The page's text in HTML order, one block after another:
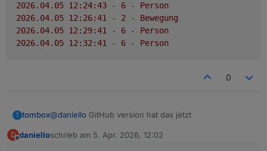
2026.04.05 12:24:43 - 6 -
Person
2026.04.05 12:26:41 - 2 -
Bewegung
2026.04.05 12:29:41 - 6 -
Person
2026.04.05 12:32:41 - 6 - Person
0
T tombox@daniello GitHub version hat das jetzt
D danielloschrieb am 5. Apr. 2026, 12:02
zuletzt editiert von